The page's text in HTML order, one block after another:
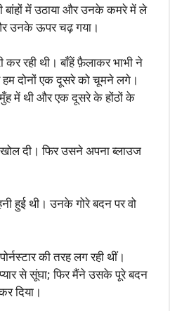
बांहों में उठाया और उनके कमरे में ले
उनके ऊपर चढ़ गया।
कर रही थी। बाँहें फ़ैलाकर भाभी ने
दोनों एक दूसरे को चूमने लगे।
में थी और एक दूसरे के होंठों के
दी। फिर उसने अपना ब्लाउज
हुई थी। उनके गोरे बदन पर वो
की तरह लग रही थीं।
से सूंघा; फिर मैंने उसके पूरे बदन
दिया।